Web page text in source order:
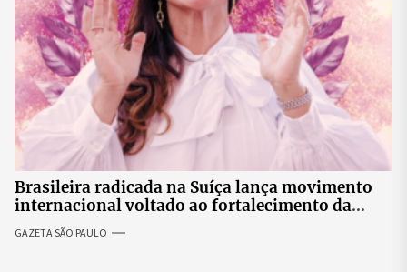
Brasileira radicada na Suíça lança movimento
internacional voltado ao fortalecimento da
identidade feminina
GAZETA SÃO PAULO